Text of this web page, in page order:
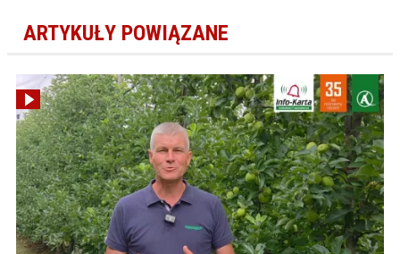
ARTYKUŁY POWIĄZANE